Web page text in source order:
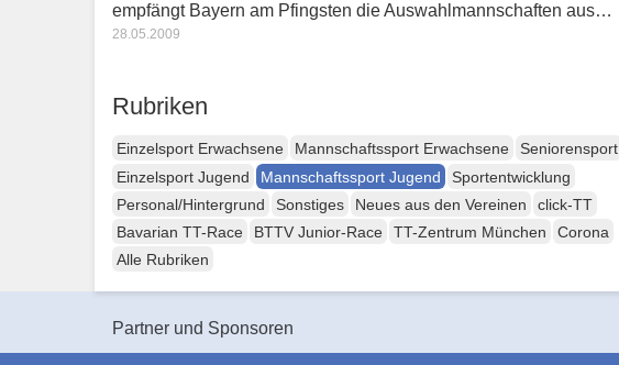
empfängt Bayern am Pfingsten die Auswahlmannschaften aus…
28.05.2009
Rubriken
Einzelsport Erwachsene Mannschaftssport Erwachsene
Seniorensport
Einzelsport Jugend
Mannschaftssport Jugend
Sportentwicklung
Personal/Hintergrund
Sonstiges Neues aus den Vereinen
click-TT
Bavarian TT-Race
BTTV Junior-Race TT-Zentrum München Corona
Alle Rubriken
Partner und Sponsoren